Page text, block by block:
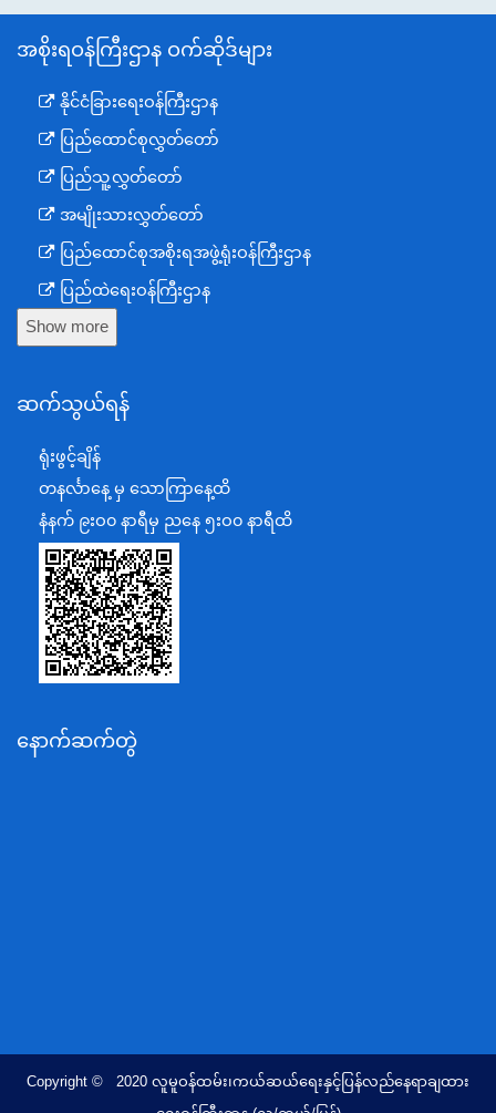
အစိုးရဝန်ကြီးဌာန ဝက်ဆိုဒ်များ
နိုင်ငံခြားရေးဝန်ကြီးဌာန
ပြည်ထောင်စုလွှတ်တော်
ပြည်သူ့လွှတ်တော်
အမျိုးသားလွှတ်တော်
ပြည်ထောင်စုအစိုးရအဖွဲ့ရုံးဝန်ကြီးဌာန
ပြည်ထဲရေးဝန်ကြီးဌာန
ကာကွယ်ရေးဝန်ကြီးဌာန
စီမံကိန်း၊ဘဏ္ဍာရေးနှင့်စက်မှုဝန်ကြီးဌာန
အပြည်ပြည်ဆိုင်ရာပူးပေါင်းဆောင်ရွက်ရေးဝန်ကြီးဌာန
ပြန်ကြားရေးဝန်ကြီးဌာန
သာသနာရေးနှင့် ယဉ်ကျေးမှုဝန်ကြီးဌာန
စိုက်ပျိုးရေး၊မွေးမြူရေးနှင့်ဆည်မြောင်းဝန်ကြီးဌာန
ပို့ဆောင်ရေးနှင့်ဆက်သွယ်ရေးဝန်ကြီးဌာန
သယံဇာတနှင့်ပတ်ဝန်းကျင်ထိန်းသိမ်းရေးဝန်ကြီးဌာန
အလုပ်သမား၊လူဝင်မှုကြီးကြပ်ရေးနှင့်ပြည်သူ့အင်အား
တိုင်းရင်းသားလူမျိုးရေးရာဝန်ကြီးဌာန
ပြည်ထောင်စုရာထူးဝန်အဖွဲ့ရုံး
Show more
ဆက်သွယ်ရန်
ရုံးဖွင့်ချိန်
တနင်္လာနေ့ မှ သောကြာနေ့ထိ
နံနက် ၉းဝ၀ နာရီမှ ညနေ ၅းဝ၀ နာရီထိ
နောက်ဆက်တွဲ
Copyright © 2020 လူမူဝန်ထမ်း၊ကယ်ဆယ်ရေးနှင့်ပြန်လည်နေရာချထား